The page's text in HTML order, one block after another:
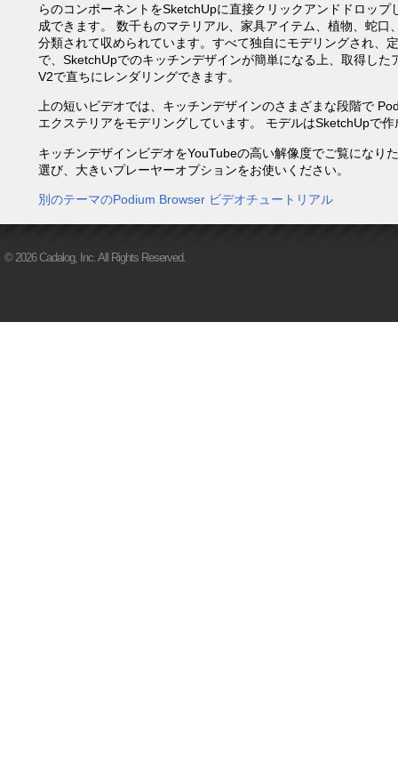
らのコンポーネントをSketchUpに直接クリックアンドドロッ
成できます。 数千ものマテリアル、家具アイテム、植物、蛇
分類されて収められています。すべて独自にモデリングされ、
で、SketchUpでのキッチンデザインが簡単になる上、取得し
V2で直ちにレンダリングできます。
上の短いビデオでは、キッチンデザインのさまざまな段階で
エクステリアをモデリングしています。 モデルはSketchUpで
キッチンデザインビデオをYouTubeの高い解像度でご覧になり
選び、大きいプレーヤーオプションをお使いください。
別のテーマのPodium Browser ビデオチュートリアル
© 2026 Cadalog, Inc. All Rights Reserved.